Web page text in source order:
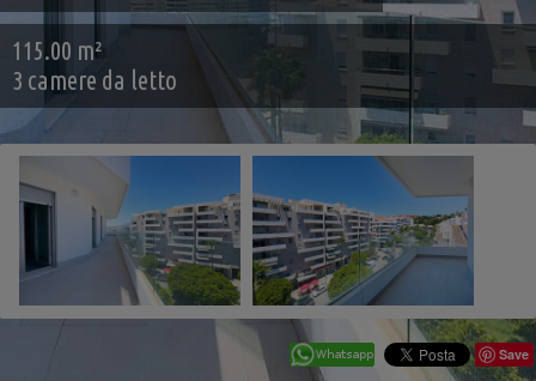
115.00 m²
3 camere da letto
Save